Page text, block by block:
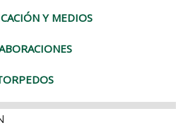
Y MEDIOS